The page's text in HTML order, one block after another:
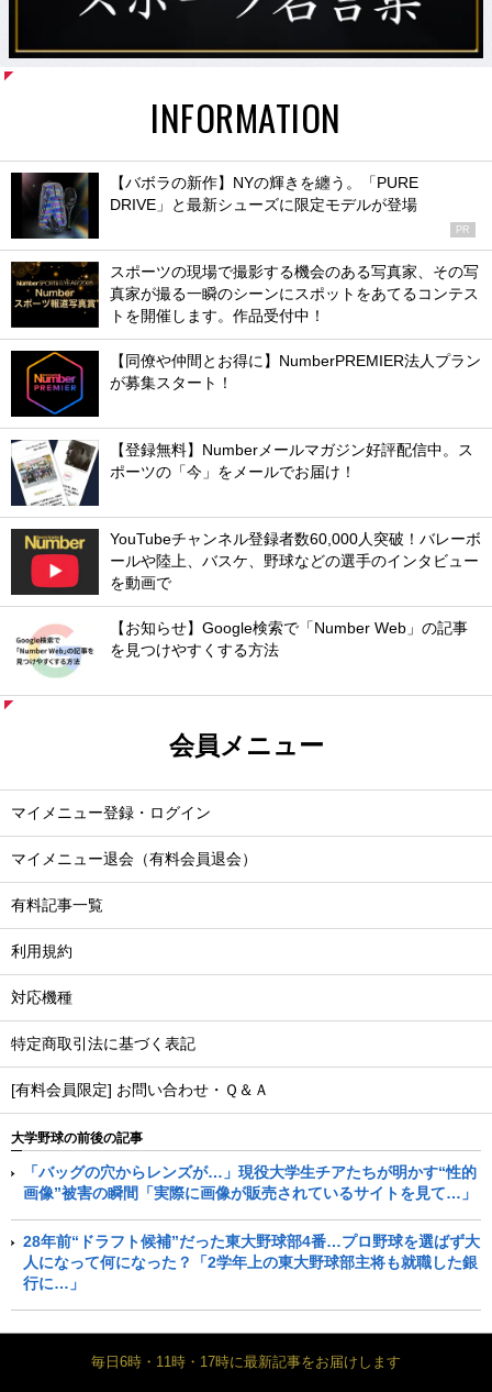
INFORMATION
【バボラの新作】NYの輝きを纏う。「PURE
DRIVE」と最新シューズに限定モデルが登場
PR
スポーツの現場で撮影する機会のある写真家、その写
真家が撮る一瞬のシーンにスポットをあてるコンテス
トを開催します。作品受付中！
【同僚や仲間とお得に】NumberPREMIER法人プラン
が募集スタート！
【登録無料】Numberメールマガジン好評配信中。ス
ポーツの「今」をメールでお届け！
YouTubeチャンネル登録者数60,000人突破！バレーボ
ールや陸上、バスケ、野球などの選手のインタビュー
を動画で
【お知らせ】Google検索で「Number Web」の記事
を見つけやすくする方法
会員メニュー
マイメニュー登録・ログイン
マイメニュー退会（有料会員退会）
有料記事一覧
利用規約
対応機種
特定商取引法に基づく表記
[有料会員限定] お問い合わせ・Ｑ＆Ａ
大学野球の前後の記事
「バッグの穴からレンズが…」現役大学生チアたちが明かす“性的
画像”被害の瞬間「実際に画像が販売されているサイトを見て…」
28年前“ドラフト候補”だった東大野球部4番…プロ野球を選ばず大
人になって何になった？「2学年上の東大野球部主将も就職した銀
行に…」
毎日6時・11時・17時に最新記事をお届けします